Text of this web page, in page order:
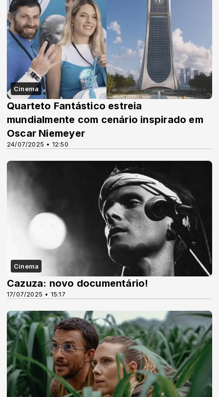
Cinema
24/07/2025 • 12:50
Quarteto Fantástico estreia
mundialmente com cenário inspirado em
Oscar Niemeyer
Cinema
17/07/2025 • 15:17
Cazuza: novo documentário!